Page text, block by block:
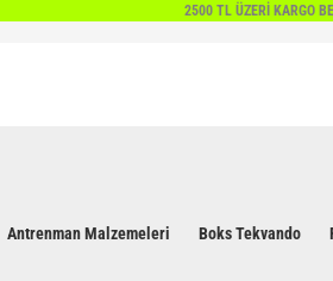
2500 TL ÜZERİ KARGO
Antrenman Malzemeleri Boks Tekvando